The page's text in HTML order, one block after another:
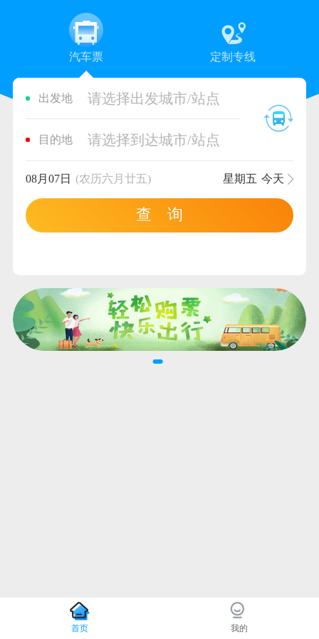
汽车票 定制专线
出发地 请选择出发城市/站点
目的地 请选择到达城市/站点
08月07日 (农历六月廿五) 星期五 今天
查 询
首页 我的